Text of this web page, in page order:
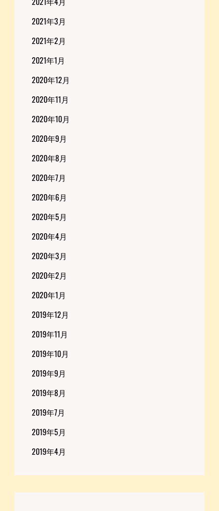
2021年3月
2021年2月
2021年1月
2020年12月
2020年11月
2020年10月
2020年9月
2020年8月
2020年7月
2020年6月
2020年5月
2020年4月
2020年3月
2020年2月
2020年1月
2019年12月
2019年11月
2019年10月
2019年9月
2019年8月
2019年7月
2019年5月
2019年4月